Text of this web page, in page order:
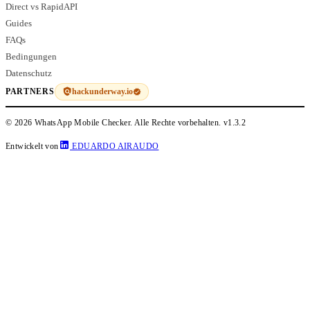
Direct vs RapidAPI
Guides
FAQs
Bedingungen
Datenschutz
PARTNERS hackunderway.io
© 2026 WhatsApp Mobile Checker. Alle Rechte vorbehalten. v1.3.2
Entwickelt von EDUARDO AIRAUDO